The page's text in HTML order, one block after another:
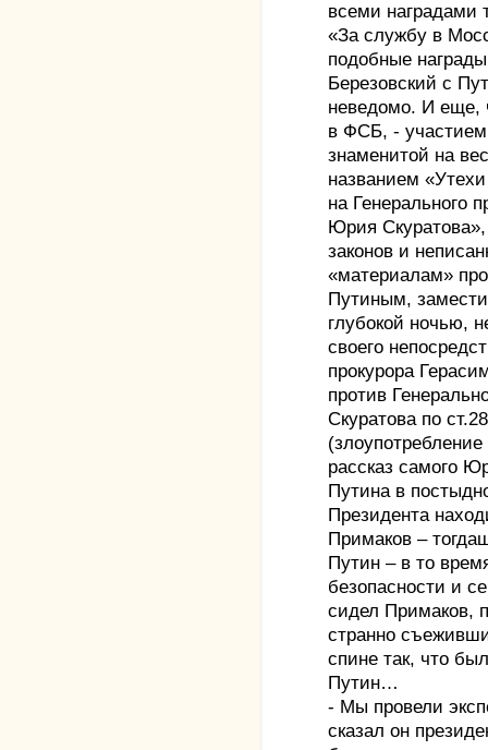
всеми наградами
«За службу в
подобные
Березовский с
неведомо. И еще,
в ФСБ, -
знаменитой на
названием
на Генерального
Юрия
законов и
«материалам»
Путиным,
глубокой ночью,
своего
прокурора
против
Скуратова по
рассказ самого
Путина в
Президента
Примаков –
Путин – в то
безопасности и
сидел Примаков,
странно
спине так, что
Путин…
- Мы провели
сказал он